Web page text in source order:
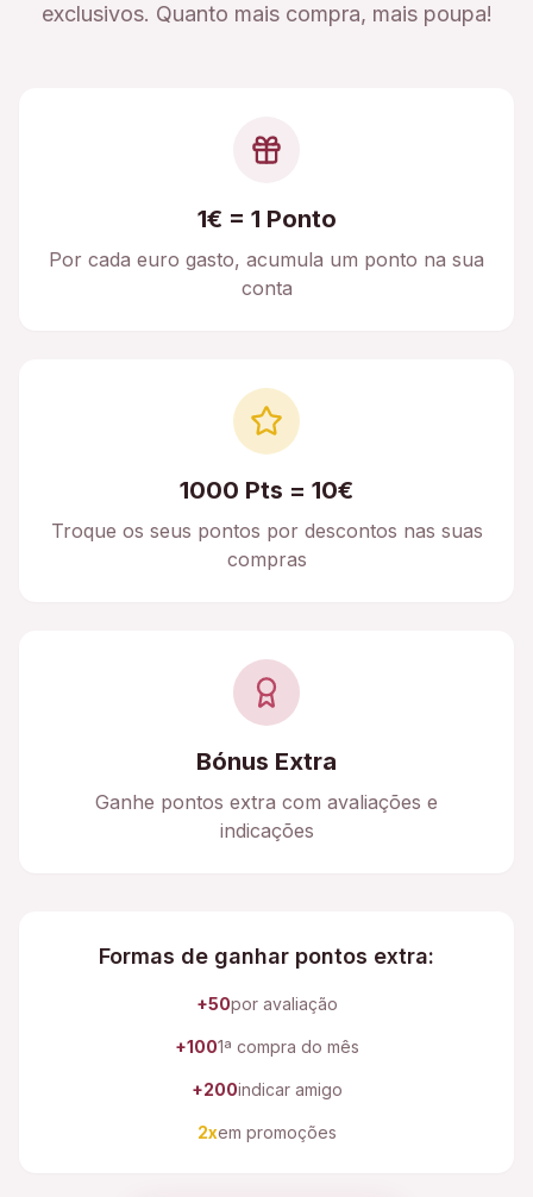
exclusivos. Quanto mais compra, mais poupa!
1€ = 1 Ponto
Por cada euro gasto, acumula um ponto na sua
conta
1000 Pts = 10€
Troque os seus pontos por descontos nas suas
compras
Bónus Extra
Ganhe pontos extra com avaliações e
indicações
Formas de ganhar pontos extra:
+50por avaliação
+1001ª compra do mês
+200indicar amigo
2xem promoções